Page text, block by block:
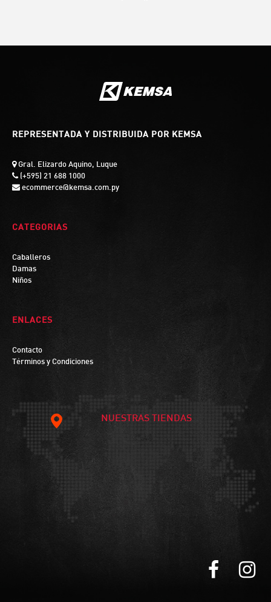
REPRESENTADA Y DISTRIBUIDA POR KEMSA
Gral. Elizardo Aquino, Luque
(+595) 21 688 1000
ecommerce@kemsa.com.py
CATEGORIAS
Caballeros
Damas
Niños
ENLACES
Contacto
Términos y Condiciones
NUESTRAS TIENDAS